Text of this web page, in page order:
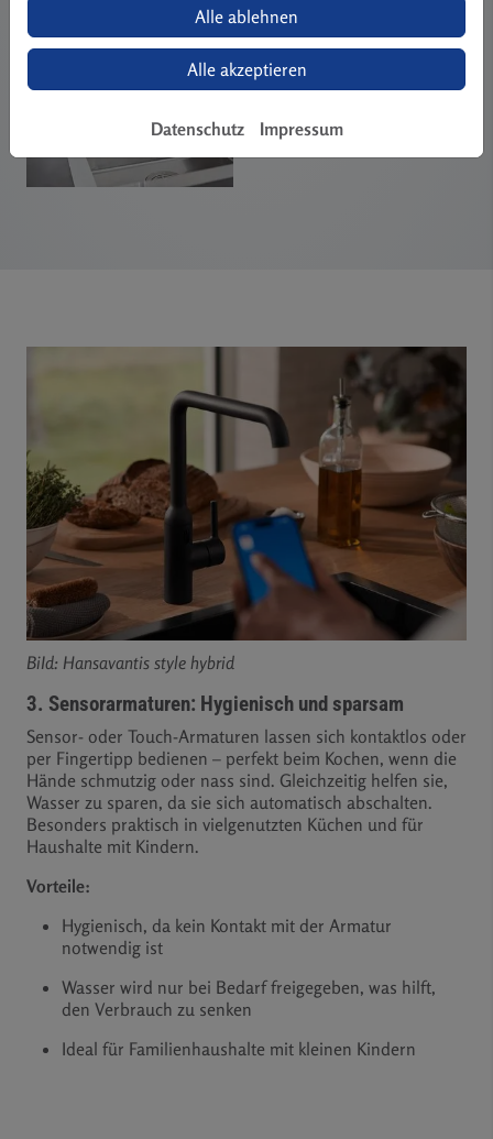
BiId: Hansavantis style hybrid
3. Sensorarmaturen: Hygienisch und sparsam
Sensor- oder Touch-Armaturen lassen sich kontaktlos oder
per Fingertipp bedienen – perfekt beim Kochen, wenn die
Hände schmutzig oder nass sind. Gleichzeitig helfen sie,
Wasser zu sparen, da sie sich automatisch abschalten.
Besonders praktisch in vielgenutzten Küchen und für
Haushalte mit Kindern.
Vorteile:
Hygienisch, da kein Kontakt mit der Armatur
notwendig ist
Wasser wird nur bei Bedarf freigegeben, was hilft,
den Verbrauch zu senken
Ideal für Familienhaushalte mit kleinen Kindern
Alle ablehnen
Alle akzeptieren
Datenschutz Impressum